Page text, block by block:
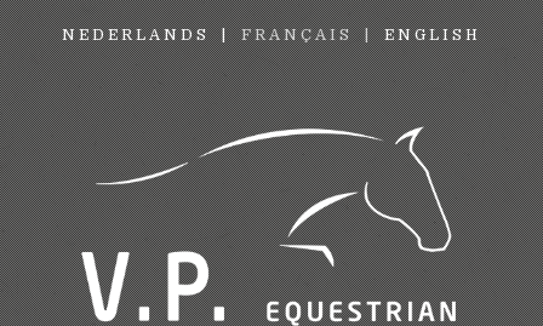
NEDERLANDS FRANÇAIS ENGLISH